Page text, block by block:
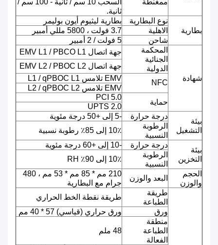
ممغنطة
السحب 10 سم / ثانية - 100 سم /
ثانية.
بطارية
نوع البطارية
بطارية ليثيوم أيون بوليمر
الاهلية
3.7 فولت ، 5800 مللي أمبير
شاحن
5 فولت / 2 أمبير
شهادة
المحكمة
الجنائية
الدولية
جهة اتصال EMV L1 / PBCO L1
جهة اتصال EMV L2 / PBOC L2
NFC
EMV تلامس L1 / qPBOC L1
EMV تلامس L2 / qPBOC L2
حماية
PCI 5.0
UPTS 2.0
بيئة
التشغيل
درجة حرارة
-5 إلى +50 درجة مئوية
الرطوبة
النسبية
10٪ إلى 85٪ رطوبة نسبية
بيئة
التخزين
درجة حرارة
-10 إلى +60 درجة مئوية
الرطوبة
النسبية
10٪ إلى 90٪ RH
الحجم
والوزن
البعد والوزن
210 مم * 85 مم * 53 مم ، 480
جرام مع البطارية
طريقة
الطباعة
طريقة نقطة الخط الحراري
ورق
ورق حراري (قياسي) 57 * 40 مم
منطقة
الطباعة
الفعالة
48 ملم